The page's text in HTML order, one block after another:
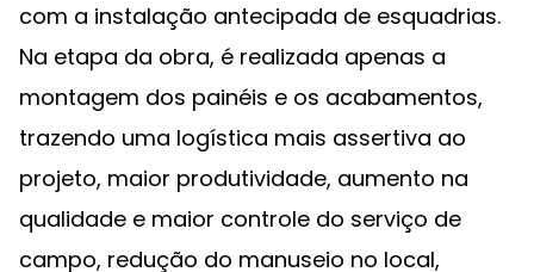
com a instalação antecipada de esquadrias.
Na etapa da obra, é realizada apenas a
montagem dos painéis e os acabamentos,
trazendo uma logística mais assertiva ao
projeto, maior produtividade, aumento na
qualidade e maior controle do serviço de
campo, redução do manuseio no local,